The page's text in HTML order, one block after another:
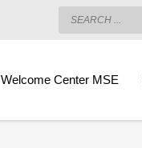
Welcome Center MSE